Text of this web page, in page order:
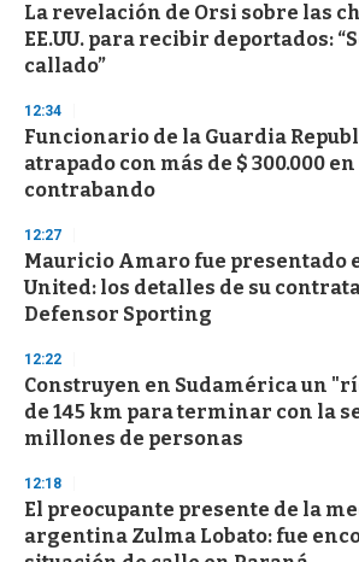
La revelación de Orsi sobre las
EE.UU. para recibir deportados:
callado”
12:34
Funcionario de la Guardia
atrapado con más de $ 300.000
contrabando
12:27
Mauricio Amaro fue presentado
United: los detalles de su
Defensor Sporting
12:22
Construyen en Sudamérica un
de 145 km para terminar con la
millones de personas
12:18
El preocupante presente de la
argentina Zulma Lobato: fue